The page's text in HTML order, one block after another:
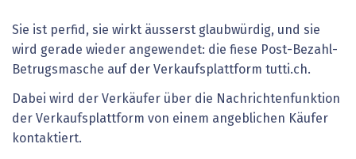
Sie ist perfid, sie wirkt äusserst glaubwürdig, und sie
wird gerade wieder angewendet: die fiese Post-Bezahl-
Betrugsmasche auf der Verkaufsplattform tutti.ch.
Dabei wird der Verkäufer über die Nachrichtenfunktion
der Verkaufsplattform von einem angeblichen Käufer
kontaktiert.